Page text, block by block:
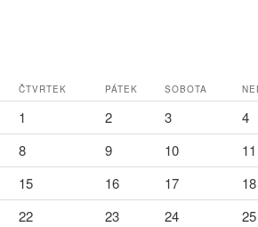
ČTVRTEK PÁTEK SOBOTA
1 2 3
4
8 9 10
11
15 16 17
18
22 23 24
25